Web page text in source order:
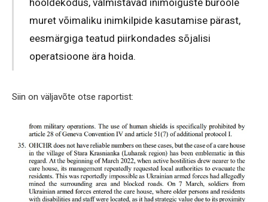
hooldekodus, valmistavad inimõiguste büroole
muret võimaliku inimkilpide kasutamise pärast,
eesmärgiga teatud piirkondades sõjalisi
operatsioone ära hoida.
Siin on väljavõte otse raportist: